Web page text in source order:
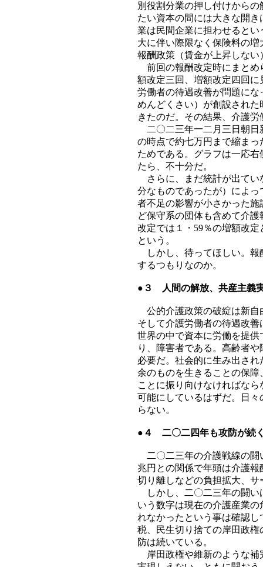
別役割分業の押し付けから
たい資本の間には大きな開
業は民間企業に担わせると
大に伴い際限なく保険料の
報酬政策（賃金が上昇しな
前回の報酬改定時にまとめ
額改定三回、増額改定四回
労働者の待遇改善が問題に
めんどくさい）が創設され
きたのだ。その結果、介護
二〇二三年一二月三日朝日
の時点で約七万円まで縮ま
ためである。グラフは一応
たら、不十分だ。
さらに、まだ統計が出てい
分なものであったが）によ
者不足の影響が小さかった
ど保守系の団体も含めて介
改定では１・59％の増額改
という。
しかし、待ってほしい。報
するつもりなのか。
●３ 人間の解放、共産主義
公的介護政策の破綻は新自
そして介護労働者の待遇改
世界の中で資本に労働を提
り、障害者である。高齢者
必要だ。社会的に生み出さ
余のものを生きることの保
ことに振り向けなければな
可能にしているはずだ。日
らない。
●４ 二〇二四年も攻防が続
二〇二三年の介護戦線の闘
兆円との関係で年頭は介護
切り離しなどの負担拡大、
しかし、二〇二三年の闘い
いう数字は現在の介護産業
れなかったという事は確認
税、民生切り捨ての岸田政
防は続いている。
岸田政権や維新のような補